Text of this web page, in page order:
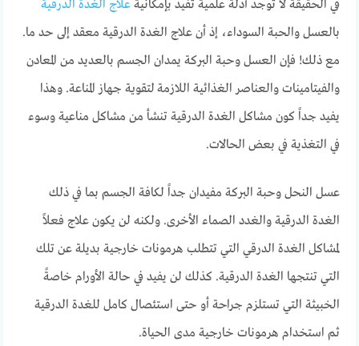
في الحقيقة لا توجد أدلة علمية تفيد بإمكانيةعلاج الغدة الدرقية
بالعسل والحبة السوداء، إذ أن علاج الغدة الدرقية معقد إلى حد ما.
مع ذلك! فإن العسل وحبة البركة يمدان الجسم بالعديد من المعادن
والفيتامينات والعناصر الغذائية اللازمة لتقوية جهاز المناعة. وهذا
يفيد جداً كون مشاكل الغدة الدرقية تنشأ من مشاكل مناعية وسوء
في التغذية في بعض الحالات.
عسل النحل وحبة البركة مفيدان جداً لكافة الجسم بما في ذلك
الغدة الدرقية والغدد الصماء الأخرى. ولكنه لن يكون علاج فعلاً
لمشاكل الغدة الدرقي التي تتطلب هرمونات خارجية بديلة عن تلك
التي تنتجها الغدة الدرقية. كذلك لن يفيد في حالة الأورام خاصةً
الخبيثة التي تستلزم جراحة أو حتى استئصال كامل للغدة الدرقية
ثم استخدام هرمونات خارجية مدى الحياة.